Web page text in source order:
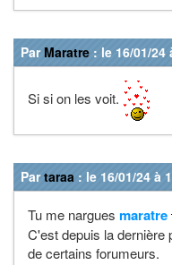
Par Maratre : le 16/01/24
Si si on les voit.
Partaraa : le 16/01/24 à
Tu me nargues maratre
C'est depuis la dernière
de certains forumeurs.